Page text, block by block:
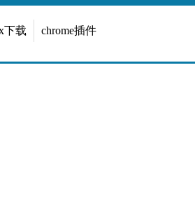
下载 chrome插件